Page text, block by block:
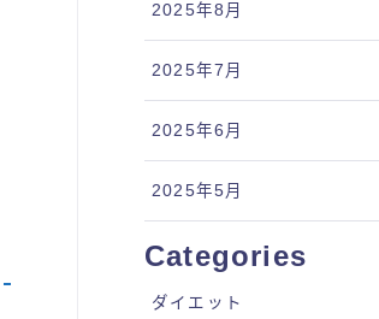
2025年8月
2025年7月
2025年6月
2025年5月
Categories
ダイエット